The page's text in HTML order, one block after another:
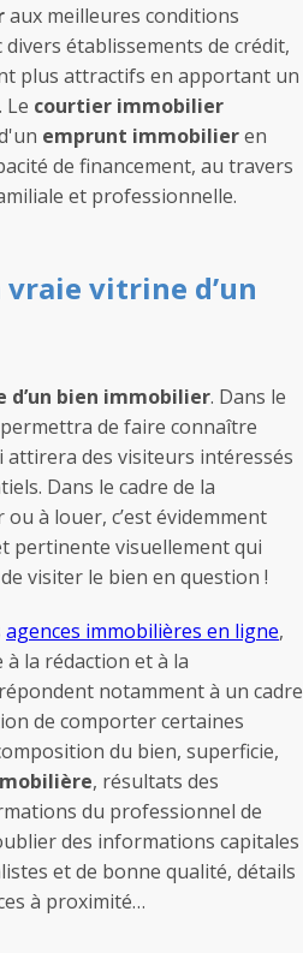
aux meilleures conditions
établissements de crédit,
plus attractifs en apportant un
Le courtier immobilier
emprunt immobilieren
de financement, au travers
et professionnelle.
vraie vitrine d’un
d’un bien immobilier. Dans le
de faire connaître
des visiteurs intéressés
Dans le cadre de la
ou à louer, c’est évidemment
pertinente visuellement qui
visiter le bien en question !
agences immobilières en ligne,
la rédaction et à la
notamment à un cadre
de comporter certaines
du bien, superficie,
, résultats des
du professionnel de
des informations capitales
et de bonne qualité, détails
à proximité…